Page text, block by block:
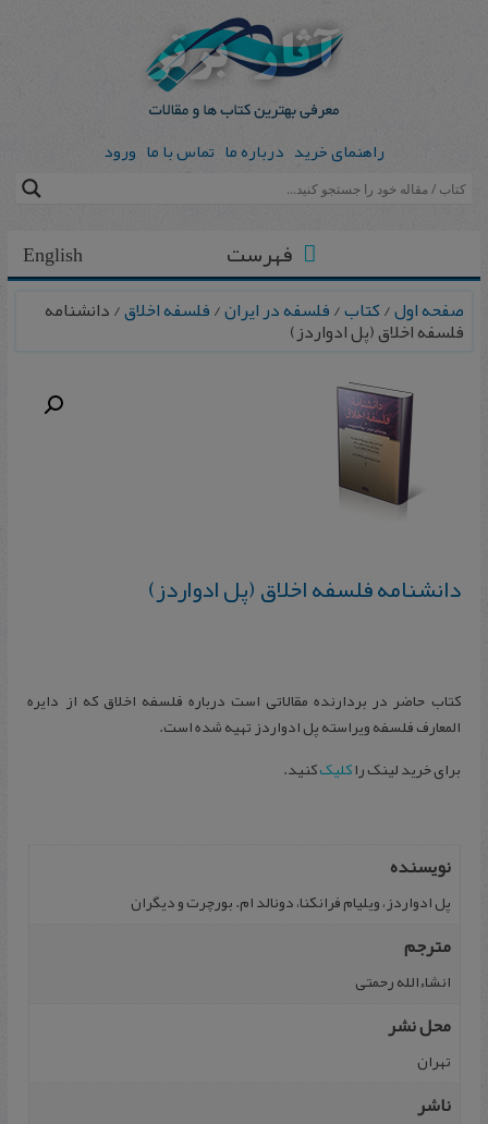
راهنمای خرید درباره ما تماس با ما ورود
English فهرست
صفحه اول/کتاب/فلسفه در ایران/فلسفه اخلاق/ دانشنامه
فلسفه اخلاق (پل ادواردز)
دانشنامه فلسفه اخلاق (پل ادواردز)
کتاب‌ حاضر در بردارنده‌ مقالاتی‌ است‌ درباره‌ فلسفه‌ اخلاق‌ که‌ از دایره‌
المعارف‌ فلسفه‌ ویراسته‌ پل‌ ادواردز تهیه ‌شده‌ است‌.
برای خرید لینک راکلیککنید.
نویسنده
پل ادواردز، ویلیام فرانکنا، دونالد ام. بورچرت و دیگران
مترجم
انشاء‌الله رحمتی
محل نشر
تهران
ناشر